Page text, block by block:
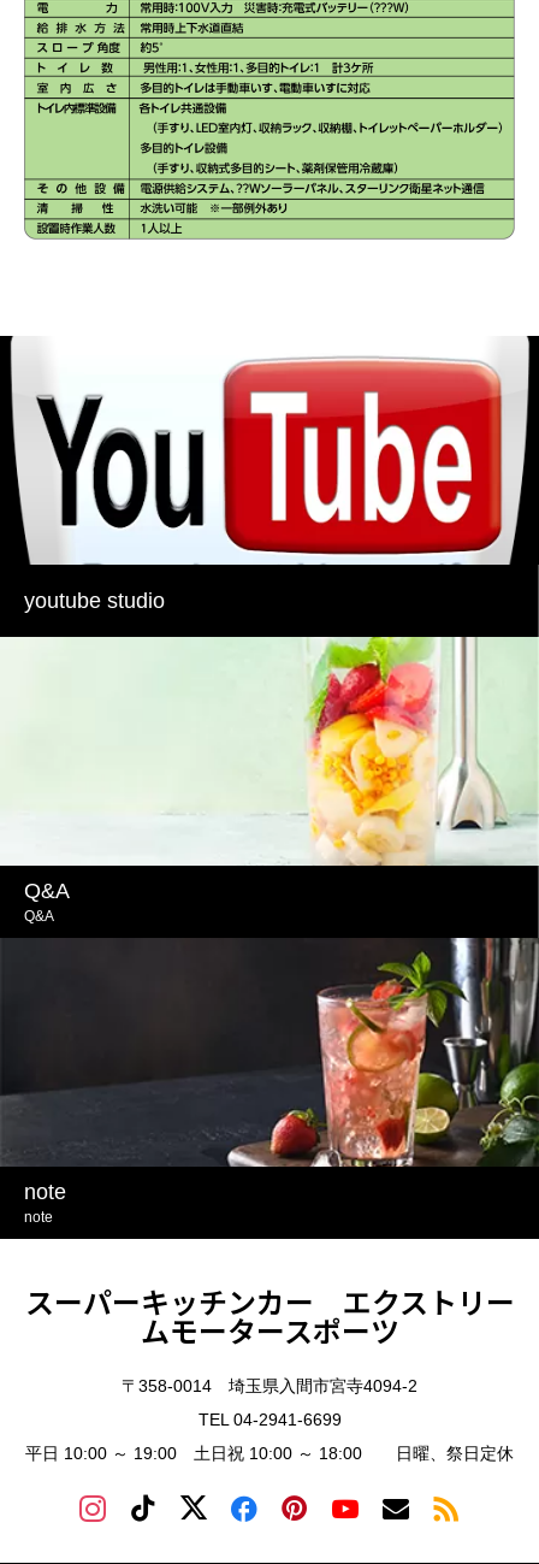
youtube studio
Q&A
Q&A
note
note
スーパーキッチンカー エクストリー
ムモータースポーツ
〒358-0014 埼玉県入間市宮寺4094-2
TEL 04-2941-6699
平日 10:00 ～ 19:00 土日祝 10:00 ～ 18:00 日曜、祭日定休